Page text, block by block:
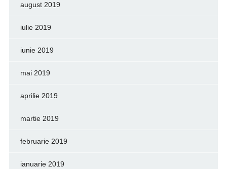
august 2019
iulie 2019
iunie 2019
mai 2019
aprilie 2019
martie 2019
februarie 2019
ianuarie 2019